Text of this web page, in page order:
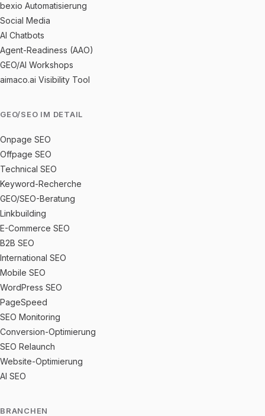
bexio Automatisierung
Social Media
AI Chatbots
Agent-Readiness (AAO)
GEO/AI Workshops
aimaco.ai Visibility Tool
GEO/SEO IM DETAIL
Onpage SEO
Offpage SEO
Technical SEO
Keyword-Recherche
GEO/SEO-Beratung
Linkbuilding
E-Commerce SEO
B2B SEO
International SEO
Mobile SEO
WordPress SEO
PageSpeed
SEO Monitoring
Conversion-Optimierung
SEO Relaunch
Website-Optimierung
AI SEO
BRANCHEN